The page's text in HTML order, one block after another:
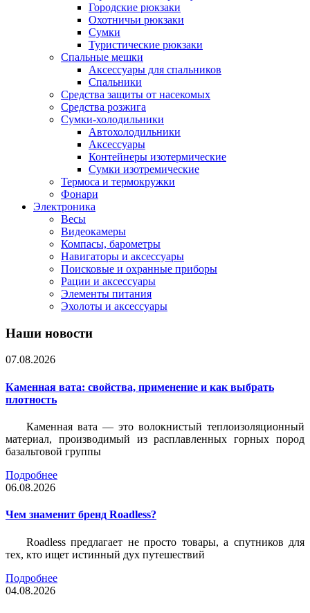
Городские рюкзаки
Охотничьи рюкзаки
Сумки
Туристические рюкзаки
Спальные мешки
Аксессуары для спальников
Спальники
Средства защиты от насекомых
Средства розжига
Сумки-холодильники
Автохолодильники
Аксессуары
Контейнеры изотермические
Сумки изотремические
Термоса и термокружки
Фонари
Электроника
Весы
Видеокамеры
Компасы, барометры
Навигаторы и аксессуары
Поисковые и охранные приборы
Рации и аксессуары
Элементы питания
Эхолоты и аксессуары
Наши новости
07.08.2026
Каменная вата: свойства, применение и как выбрать
плотность
Каменная вата — это волокнистый теплоизоляционный
материал, производимый из расплавленных горных пород
базальтовой группы
Подробнее
06.08.2026
Чем знаменит бренд Roadless?
Roadless предлагает не просто товары, а спутников для
тех, кто ищет истинный дух путешествий
Подробнее
04.08.2026